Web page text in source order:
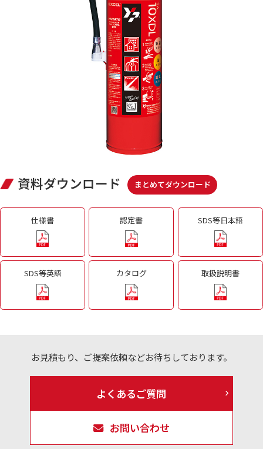
資料ダウンロード まとめてダウンロード
仕様書 認定書 SDS等日本語
SDS等英語 カタログ 取扱説明書
お見積もり、ご提案依頼などお待ちしております。
よくあるご質問
お問い合わせ